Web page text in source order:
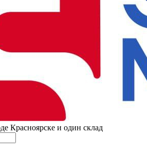
Красноярске и один склад